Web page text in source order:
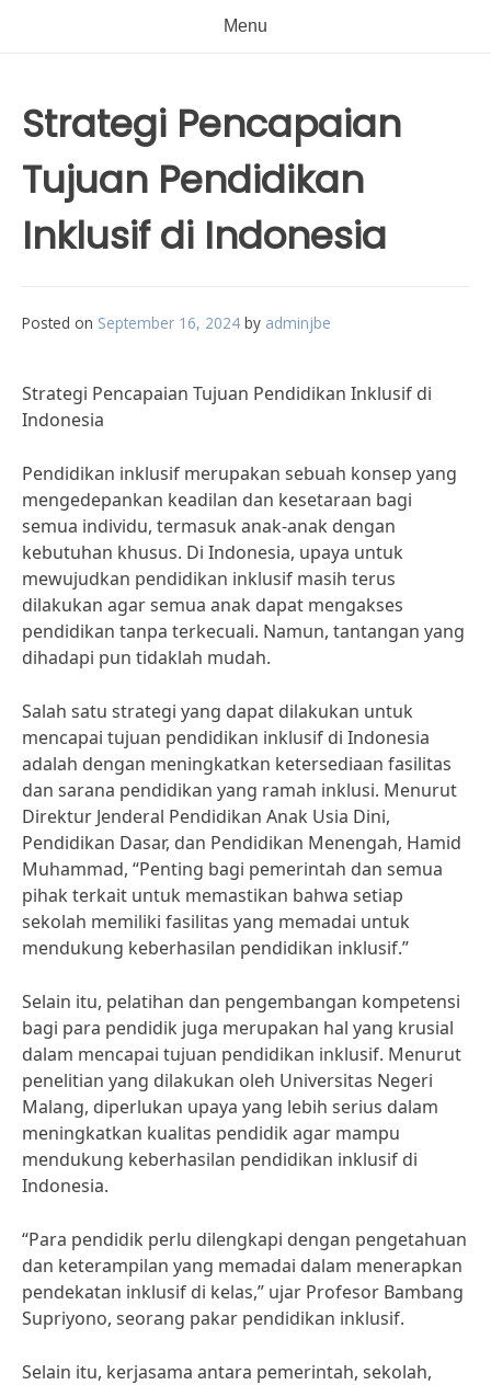
Menu
Strategi Pencapaian
Tujuan Pendidikan
Inklusif di Indonesia
Posted on September 16, 2024 by adminjbe
Strategi Pencapaian Tujuan Pendidikan Inklusif di
Indonesia
Pendidikan inklusif merupakan sebuah konsep yang
mengedepankan keadilan dan kesetaraan bagi
semua individu, termasuk anak-anak dengan
kebutuhan khusus. Di Indonesia, upaya untuk
mewujudkan pendidikan inklusif masih terus
dilakukan agar semua anak dapat mengakses
pendidikan tanpa terkecuali. Namun, tantangan yang
dihadapi pun tidaklah mudah.
Salah satu strategi yang dapat dilakukan untuk
mencapai tujuan pendidikan inklusif di Indonesia
adalah dengan meningkatkan ketersediaan fasilitas
dan sarana pendidikan yang ramah inklusi. Menurut
Direktur Jenderal Pendidikan Anak Usia Dini,
Pendidikan Dasar, dan Pendidikan Menengah, Hamid
Muhammad, “Penting bagi pemerintah dan semua
pihak terkait untuk memastikan bahwa setiap
sekolah memiliki fasilitas yang memadai untuk
mendukung keberhasilan pendidikan inklusif.”
Selain itu, pelatihan dan pengembangan kompetensi
bagi para pendidik juga merupakan hal yang krusial
dalam mencapai tujuan pendidikan inklusif. Menurut
penelitian yang dilakukan oleh Universitas Negeri
Malang, diperlukan upaya yang lebih serius dalam
meningkatkan kualitas pendidik agar mampu
mendukung keberhasilan pendidikan inklusif di
Indonesia.
“Para pendidik perlu dilengkapi dengan pengetahuan
dan keterampilan yang memadai dalam menerapkan
pendekatan inklusif di kelas,” ujar Profesor Bambang
Supriyono, seorang pakar pendidikan inklusif.
Selain itu, kerjasama antara pemerintah, sekolah,